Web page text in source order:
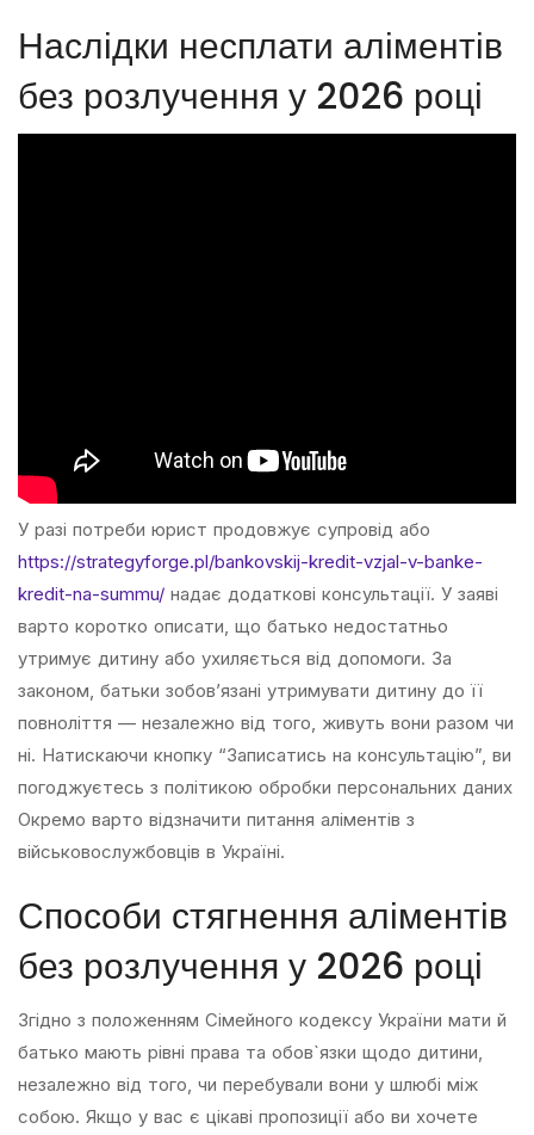
Наслідки несплати аліментів
без розлучення у 2026 році
У разі потреби юрист продовжує супровід або
https://strategyforge.pl/bankovskij-kredit-vzjal-v-banke-
kredit-na-summu/ надає додаткові консультації. У заяві
варто коротко описати, що батько недостатньо
утримує дитину або ухиляється від допомоги. За
законом, батьки зобов’язані утримувати дитину до її
повноліття — незалежно від того, живуть вони разом чи
ні. Натискаючи кнопку “Записатись на консультацію”, ви
погоджуєтесь з політикою обробки персональних даних
Окремо варто відзначити питання аліментів з
військовослужбовців в Україні.
Способи стягнення аліментів
без розлучення у 2026 році
Згідно з положенням Сімейного кодексу України мати й
батько мають рівні права та обов`язки щодо дитини,
незалежно від того, чи перебували вони у шлюбі між
собою. Якщо у вас є цікаві пропозиції або ви хочете